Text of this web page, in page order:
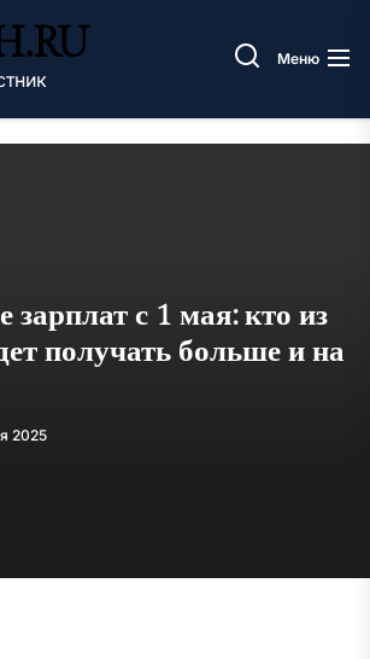
Меню
с 1 мая: кто из
получать больше и на
2025